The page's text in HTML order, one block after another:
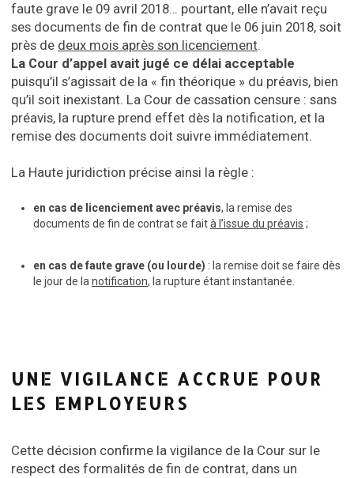
faute grave le 09 avril 2018… pourtant, elle n’avait reçu
ses documents de fin de contrat que le 06 juin 2018, soit
près de deux mois après son licenciement.
La Cour d’appel avait jugé ce délai acceptable
puisqu’il s’agissait de la « fin théorique » du préavis, bien
qu’il soit inexistant. La Cour de cassation censure : sans
préavis, la rupture prend effet dès la notification, et la
remise des documents doit suivre immédiatement.
La Haute juridiction précise ainsi la règle :
en cas de licenciement avec préavis, la remise des
documents de fin de contrat se faità l’issue du préavis ;
en cas de faute grave (ou lourde) : la remise doit se faire dès
le jour de la notification, la rupture étant instantanée.
UNE VIGILANCE ACCRUE POUR
LES EMPLOYEURS
Cette décision confirme la vigilance de la Cour sur le
respect des formalités de fin de contrat, dans un